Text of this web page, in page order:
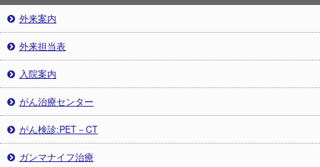
外来案内
外来担当表
入院案内
がん治療センター
がん検診:PET－CT
ガンマナイフ治療